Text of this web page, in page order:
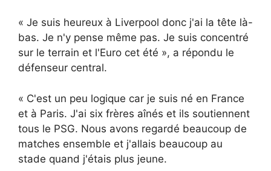
« Je suis heureux à Liverpool donc j'ai la tête là-
bas. Je n'y pense même pas. Je suis concentré
sur le terrain et l'Euro cet été », a répondu le
défenseur central.
« C'est un peu logique car je suis né en France
et à Paris. J'ai six frères aînés et ils soutiennent
tous le PSG. Nous avons regardé beaucoup de
matches ensemble et j'allais beaucoup au
stade quand j'étais plus jeune.